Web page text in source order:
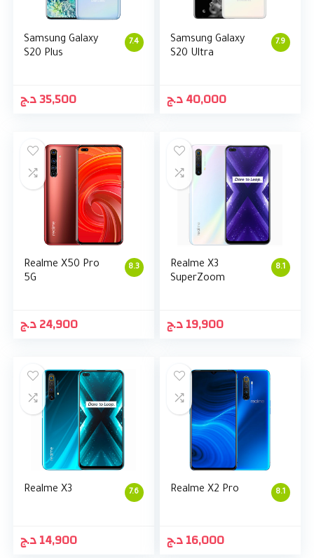
7.4
Samsung Galaxy
S20 Plus
35,500د.ج
7.9
Samsung Galaxy
S20 Ultra
40,000د.ج
8.3
Realme X50 Pro
5G
24,900د.ج
8.1
Realme X3
SuperZoom
19,900د.ج
7.6
Realme X3
14,900د.ج
8.1
Realme X2 Pro
16,000د.ج